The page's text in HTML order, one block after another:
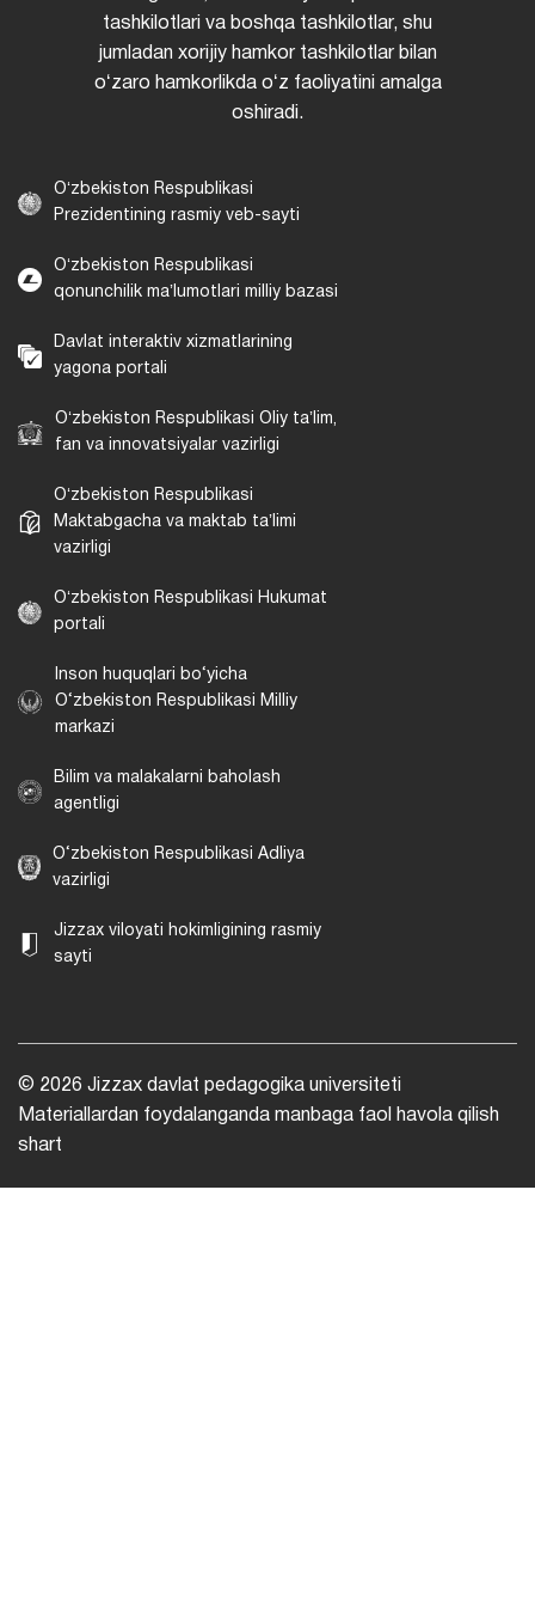
tashkilotlari va boshqa tashkilotlar, shu
jumladan xorijiy hamkor tashkilotlar bilan
oʻzaro hamkorlikda oʻz faoliyatini amalga
oshiradi.
Oʻzbekiston Respublikasi
Prezidentining rasmiy veb-sayti
Oʻzbekiston Respublikasi
qonunchilik maʼlumotlari milliy bazasi
Davlat interaktiv xizmatlarining
yagona portali
Oʻzbekiston Respublikasi Oliy taʼlim,
fan va innovatsiyalar vazirligi
Oʻzbekiston Respublikasi
Maktabgacha va maktab taʼlimi
vazirligi
Oʻzbekiston Respublikasi Hukumat
portali
Inson huquqlari bo‘yicha
O‘zbekiston Respublikasi Milliy
markazi
Bilim va malakalarni baholash
agentligi
O‘zbekiston Respublikasi Adliya
vazirligi
Jizzax viloyati hokimligining rasmiy
sayti
© 2026 Jizzax davlat pedagogika universiteti
Materiallardan foydalanganda manbaga faol havola qilish
shart